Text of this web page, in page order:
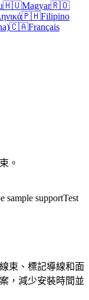
🇭🇺Magyar🇷🇴
🇵🇭Filipino
🇨🇦Français
。
sample supportTest
束、標記導線和面
，減少安裝時間並